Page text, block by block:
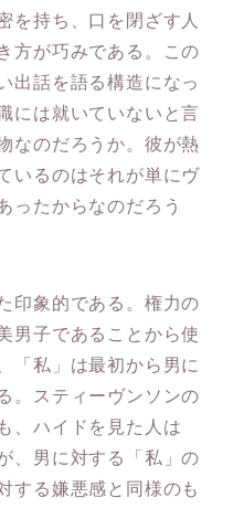
を持ち、口を閉ざす人
方が巧みである。この
出話を語る構造になっ
には就いていないと言
なのだろうか。彼が熱
いるのはそれが単にヴ
ったからなのだろう
印象的である。権力の
男子であることから使
「私」は最初から男に
。スティーヴンソンの
、ハイドを見た人は
、男に対する「私」の
する嫌悪感と同様のも